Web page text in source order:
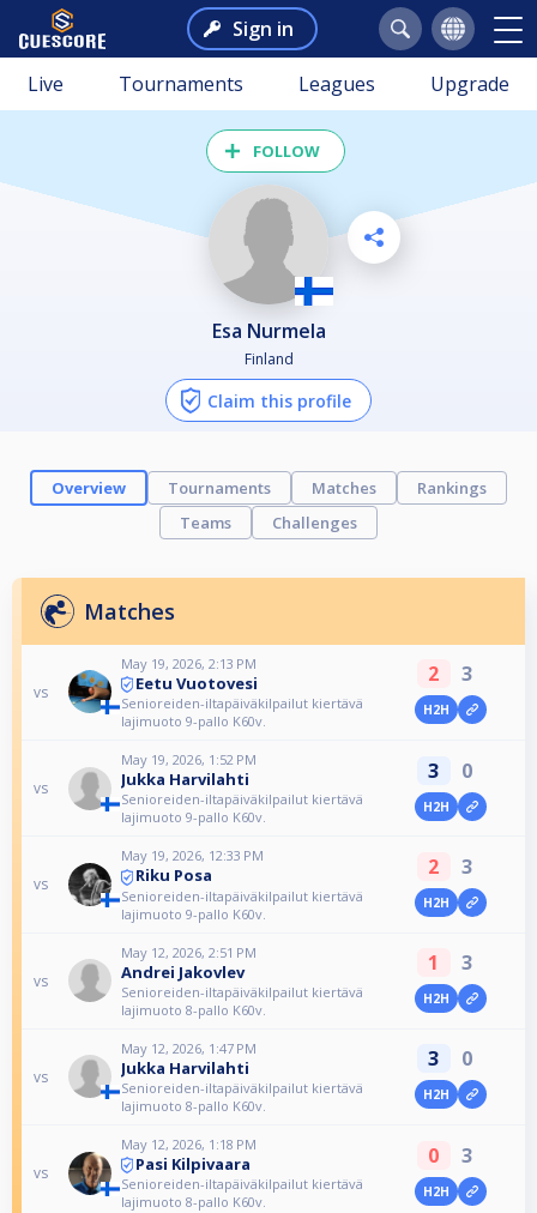
Sign in
Live Tournaments Leagues Upgrade
FOLLOW
Esa Nurmela
Finland
Claim this profile
Overview Tournaments Matches
Rankings
Teams
Challenges
Matches
vs
May 19, 2026, 2:13 PM
Eetu Vuotovesi
Senioreiden-iltapäiväkilpailut kiertävä
lajimuoto 9-pallo K60v.
2 3
H2H
vs
May 19, 2026, 1:52 PM
Jukka Harvilahti
Senioreiden-iltapäiväkilpailut kiertävä
lajimuoto 9-pallo K60v.
3 0
H2H
vs
May 19, 2026, 12:33 PM
Riku Posa
Senioreiden-iltapäiväkilpailut kiertävä
lajimuoto 9-pallo K60v.
2 3
H2H
vs
May 12, 2026, 2:51 PM
Andrei Jakovlev
Senioreiden-iltapäiväkilpailut kiertävä
lajimuoto 8-pallo K60v.
1 3
H2H
vs
May 12, 2026, 1:47 PM
Jukka Harvilahti
Senioreiden-iltapäiväkilpailut kiertävä
lajimuoto 8-pallo K60v.
3 0
H2H
vs
May 12, 2026, 1:18 PM
Pasi Kilpivaara
Senioreiden-iltapäiväkilpailut kiertävä
lajimuoto 8-pallo K60v.
0 3
H2H